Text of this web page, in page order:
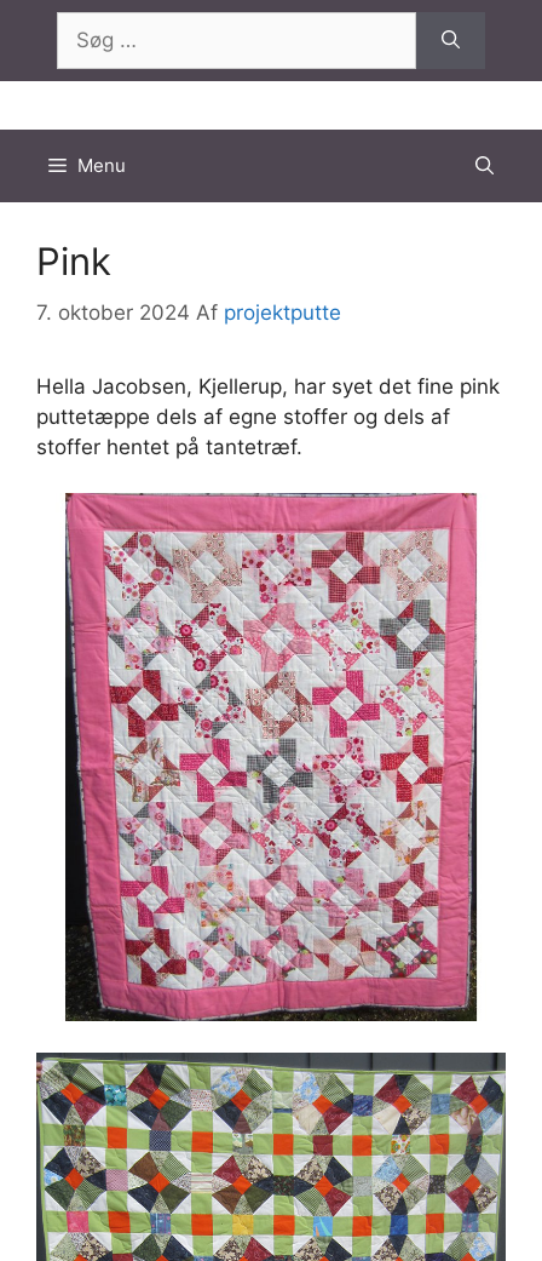
indhold
efter:
Menu
Pink
7. oktober 2024 Af projektputte
Hella Jacobsen, Kjellerup, har syet det fine pink
puttetæppe dels af egne stoffer og dels af
stoffer hentet på tantetræf.